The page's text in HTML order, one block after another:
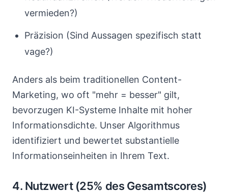
vermieden?)
Präzision (Sind Aussagen spezifisch statt
vage?)
Anders als beim traditionellen Content-
Marketing, wo oft "mehr = besser" gilt,
bevorzugen KI-Systeme Inhalte mit hoher
Informationsdichte. Unser Algorithmus
identifiziert und bewertet substantielle
Informationseinheiten in Ihrem Text.
4. Nutzwert (25% des Gesamtscores)